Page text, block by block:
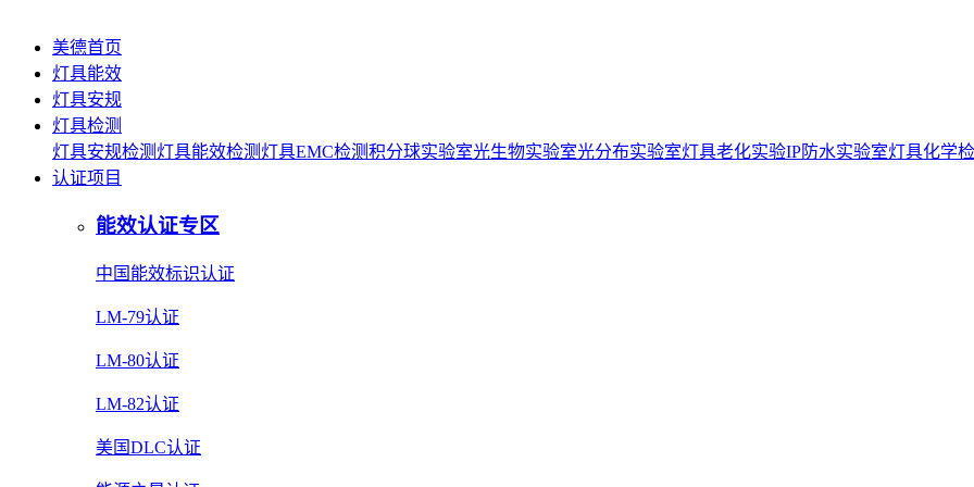
美德首页
灯具能效
灯具安规
灯具检测
灯具安规检测 灯具能效检测 灯具EMC检测积分球实验室光生物实验室光分布实验室灯具老化实验IP防水实验室灯具化学
认证项目
能效认证专区
中国能效标识认证
LM-79认证
LM-80认证
LM-82认证
美国DLC认证